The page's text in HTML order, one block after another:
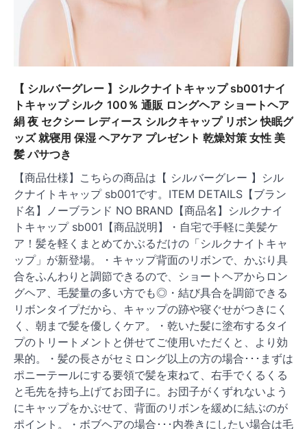
【 シルバーグレー 】シルクナイトキャップ sb001ナイ
トキャップ シルク 100％ 通販 ロングヘア ショートヘア
絹 夜 セクシー レディース シルクキャップ リボン 快眠グ
ッズ 就寝用 保湿 ヘアケア プレゼント 乾燥対策 女性 美
髪 パサつき
【商品仕様】こちらの商品は【 シルバーグレー 】シル
クナイトキャップ sb001です。ITEM DETAILS【ブラン
ド名】ノーブランド NO BRAND【商品名】シルクナイ
トキャップ sb001【商品説明】・自宅で手軽に美髪ケ
ア！髪を軽くまとめてかぶるだけの「シルクナイトキャ
ップ」が新登場。・キャップ背面のリボンで、かぶり具
合をふんわりと調節できるので、ショートヘアからロン
グヘア、毛髪量の多い方でも◎・結び具合を調節できる
リボンタイプだから、キャップの跡や寝ぐせがつきにく
く、朝まで髪を優しくケア。・乾いた髪に塗布するタイ
プのトリートメントと併せてご使用いただくと、より効
果的。・髪の長さがセミロング以上の方の場合･･･まずは
ポニーテールにする要領で髪を束ねて、右手でくるくる
と毛先を持ち上げてお団子に。お団子がくずれないよう
にキャップをかぶせて、背面のリボンを緩めに結ぶのが
ポイント。・ボブヘアの場合･･･内巻きにしたい場合は毛